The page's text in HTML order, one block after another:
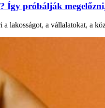
próbálják
lakosságot, a vállalatokat, a